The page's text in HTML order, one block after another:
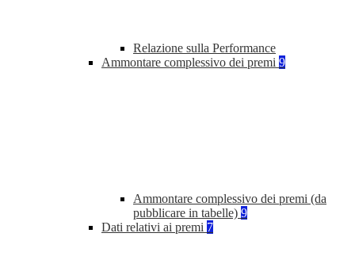
Relazione sulla Performance
Ammontare complessivo dei premi 9
Ammontare complessivo dei premi (da
pubblicare in tabelle) 9
Dati relativi ai premi 7